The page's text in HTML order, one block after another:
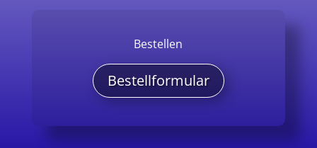
Bestellen
Bestellformular